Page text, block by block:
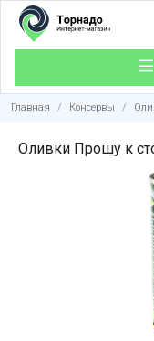
Главная / Консервы /
Оливки Прошу к